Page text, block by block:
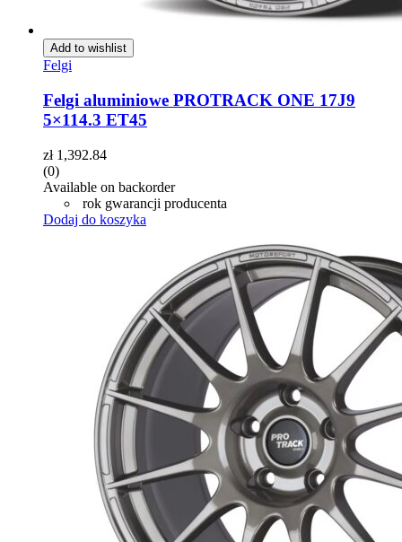
Add to wishlist
Felgi
Felgi aluminiowe PROTRACK ONE 17J9
5×114.3 ET45
zł1,392.84
(0)
Available on backorder
rok gwarancji producenta
Dodaj do koszyka